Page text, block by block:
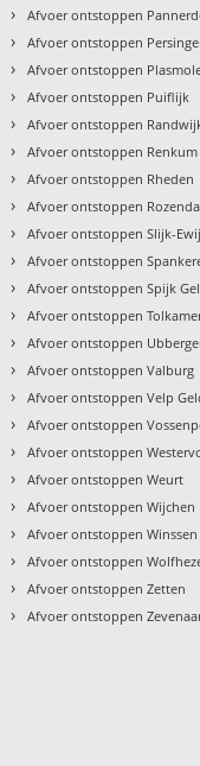
› Afvoer ontstoppen
› Afvoer ontstoppen
› Afvoer ontstoppen
› Afvoer ontstoppen Puiflijk
› Afvoer ontstoppen
› Afvoer ontstoppen Renkum
› Afvoer ontstoppen Rheden
› Afvoer ontstoppen
› Afvoer ontstoppen Slijk-
› Afvoer ontstoppen
› Afvoer ontstoppen Spijk
› Afvoer ontstoppen
› Afvoer ontstoppen
› Afvoer ontstoppen Valburg
› Afvoer ontstoppen Velp
› Afvoer ontstoppen
› Afvoer ontstoppen
› Afvoer ontstoppen Weurt
› Afvoer ontstoppen Wijchen
› Afvoer ontstoppen Winssen
› Afvoer ontstoppen
› Afvoer ontstoppen Zetten
› Afvoer ontstoppen